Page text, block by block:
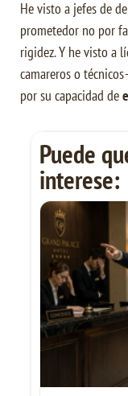
He visto a jefes de
prometedor no por
rigidez. Y he visto a
camareros o
por su capacidad de
Puede
interese: